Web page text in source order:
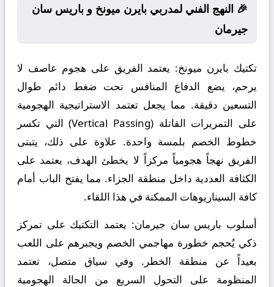
🎉 النهج الفني لمدربي بايرن ميونخ و باريس سان
جيرمان
تكتيك بايرن ميونخ: يعتمد الفريق على هجوم عاصف لا
يرحم، يضع الدفاع المنافس تحت ضغط دائم طوال
التسعين دقيقة. مما يجعل تعتمد الاستراتيجية الهجومية
على التمريرات القاتلة (Vertical Passing) التي تكسر
خطوط الخصم بلمسة واحدة. علاوة على ذلك، يتبنى
الفريق نهجاً هجومياً مركزاً لا يخطئ الهدف، يعتمد على
الكثافة العددية داخل منطقة الجزاء. مما يفتح الباب أمام
كافة السيناريوهات الممكنة في هذا اللقاء.
أسلوب باريس سان جيرمان: يعتمد التكتيك على تمركز
ذكي يُحجم خطورة مهاجمي الخصم ويجبرهم على اللعب
بعيداً عن منطقة الخطر. وفي سياق متصل، تعتمد
المنظومة على التحول السريع من الحالة الهجومية